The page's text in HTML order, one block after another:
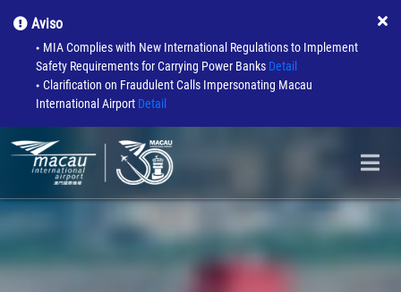
Aviso
●
MIA Complies with New International Regulations to Implement
Safety Requirements for Carrying Power Banks Detail
● Clarification on Fraudulent Calls Impersonating Macau
International Airport Detail